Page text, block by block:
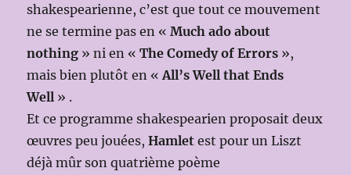
shakespearienne, c’est que tout ce mouvement
ne se termine pas en «Much ado about
nothing » ni en «The Comedy of Errors »,
mais bien plutôt en «All’s Well that Ends
Well » .
Et ce programme shakespearien proposait deux
œuvres peu jouées,Hamlet est pour un Liszt
déjà mûr son quatrième poème